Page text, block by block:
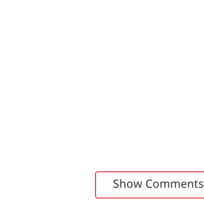
Show Comments